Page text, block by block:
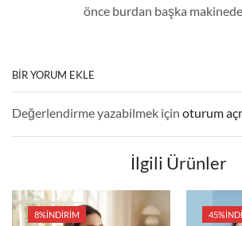
önce burdan başka
BIR YORUM EKLE
Değerlendirme yazabilmek için oturum
İlgili Ürünler
8%İNDIRIM 45%